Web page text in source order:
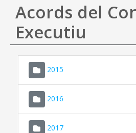
Acords del
Executiu
2015
2016
2017